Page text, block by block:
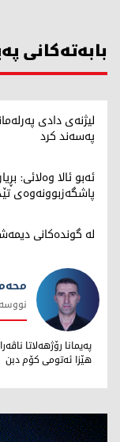
بابەتەکانی
لیژنەی دادی
پەسەند كرد
ئەبو ئالا وەلائی:
پاشگەزبوونەوەی
لە گوندەکانی
محەمەد تاهر
پەیمانا رۆژهەلاتا
هێزا ئەتومى کۆم دبن